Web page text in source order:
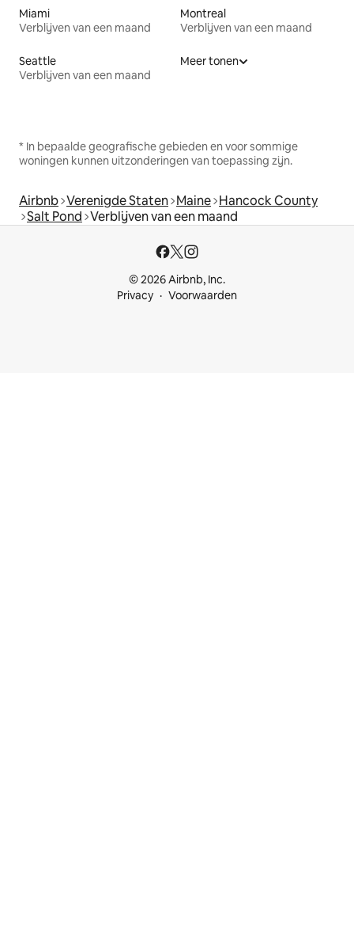
Miami
Verblijven van een maand
Montreal
Verblijven van een maand
Seattle
Verblijven van een maand
Meer tonen
* In bepaalde geografische gebieden en voor sommige
woningen kunnen uitzonderingen van toepassing zijn.
Airbnb Verenigde Staten Maine Hancock County
Salt Pond Verblijven van een maand
© 2026 Airbnb, Inc.
Privacy
Voorwaarden